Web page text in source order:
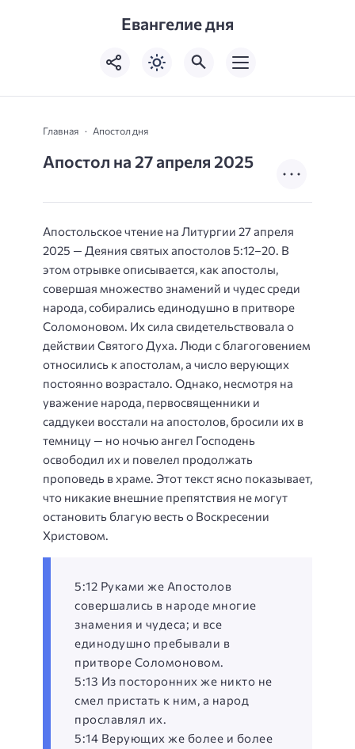
Евангелие дня
Главная Апостол дня
Апостол на 27 апреля 2025
Апостольское чтение на Литургии 27 апреля
2025 — Деяния святых апостолов 5:12–20. В
этом отрывке описывается, как апостолы,
совершая множество знамений и чудес среди
народа, собирались единодушно в притворе
Соломоновом. Их сила свидетельствовала о
действии Святого Духа. Люди с благоговением
относились к апостолам, а число верующих
постоянно возрастало. Однако, несмотря на
уважение народа, первосвященники и
саддукеи восстали на апостолов, бросили их в
темницу — но ночью ангел Господень
освободил их и повелел продолжать
проповедь в храме. Этот текст ясно показывает,
что никакие внешние препятствия не могут
остановить благую весть о Воскресении
Христовом.
5:12 Руками же Апостолов
совершались в народе многие
знамения и чудеса; и все
единодушно пребывали в
притворе Соломоновом.
5:13 Из посторонних же никто не
смел пристать к ним, а народ
прославлял их.
5:14 Верующих же более и более